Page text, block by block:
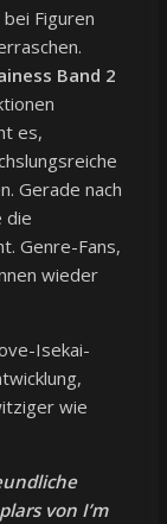
Figuren
Band 2
es,
Gerade nach
die
Genre-Fans,
wieder
Isekai-
wie
von I’m